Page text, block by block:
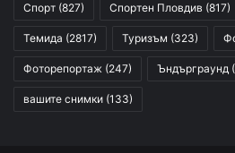
Спорт (827) Спортен Пловдив (817)
Темида (2817) Туризъм (323)
Фоторепортаж (247) Ъндърграунд
вашите снимки (133)